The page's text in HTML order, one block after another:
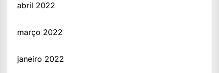
abril 2022
março 2022
janeiro 2022